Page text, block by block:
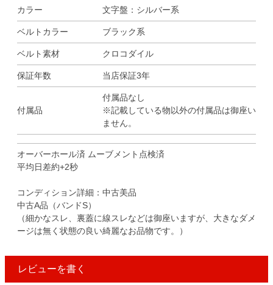
カラー 文字盤：シルバー系
ベルトカラー ブラック系
ベルト素材 クロコダイル
保証年数 当店保証3年
付属品
付属品なし
※記載している物以外の付属品は御座い
ません。
オーバーホール済 ムーブメント点検済
平均日差約+2秒
コンディション詳細：中古美品
中古A品（バンドS）
（細かなスレ、裏蓋に線スレなどは御座いますが、大きなダメ
ージは無く状態の良い綺麗なお品物です。）
レビューを書く